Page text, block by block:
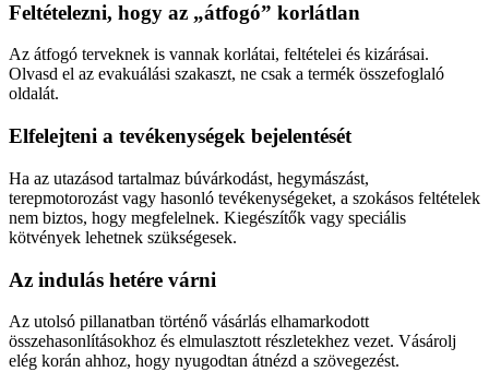
Feltételezni, hogy az „átfogó” korlátlan
Az átfogó terveknek is vannak korlátai, feltételei és kizárásai.
Olvasd el az evakuálási szakaszt, ne csak a termék összefoglaló
oldalát.
Elfelejteni a tevékenységek bejelentését
Ha az utazásod tartalmaz búvárkodást, hegymászást,
terepmotorozást vagy hasonló tevékenységeket, a szokásos feltételek
nem biztos, hogy megfelelnek. Kiegészítők vagy speciális
kötvények lehetnek szükségesek.
Az indulás hetére várni
Az utolsó pillanatban történő vásárlás elhamarkodott
összehasonlításokhoz és elmulasztott részletekhez vezet. Vásárolj
elég korán ahhoz, hogy nyugodtan átnézd a szövegezést.